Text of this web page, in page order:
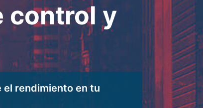
control y
el rendimiento en tu